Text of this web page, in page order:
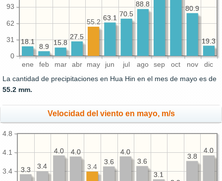
ene feb mar abr may jun jul ago sep oct nov dic
0
31
62
93
19.3
80.9
88.8
70.5
63.1
27.5
15.8
8.9
18.1 19.3
80.9
88.8
70.5
63.1
55.2
27.5
15.8
8.9
18.1
La cantidad de precipitaciones en Hua Hin en el mes de mayo es de
55.2 mm.
Velocidad del viento en mayo, m/s
3.4
4.1
4.8
4.0
3.8
3.1
3.6
4.0
3.6
4.0
4.0
3.4
3.3
4.0
3.8
3.1
3.6
4.0
3.6
3.4
4.0
4.0
3.4
3.3